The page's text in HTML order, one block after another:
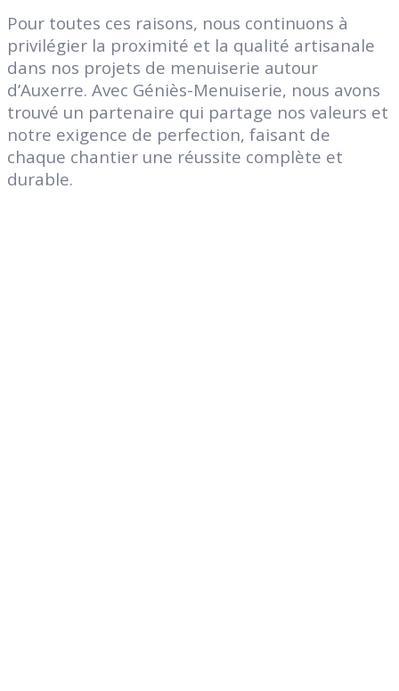
Pour toutes ces raisons, nous continuons à
privilégier la proximité et la qualité artisanale
dans nos projets de menuiserie autour
d’Auxerre. Avec Géniès-Menuiserie, nous avons
trouvé un partenaire qui partage nos valeurs et
notre exigence de perfection, faisant de
chaque chantier une réussite complète et
durable.